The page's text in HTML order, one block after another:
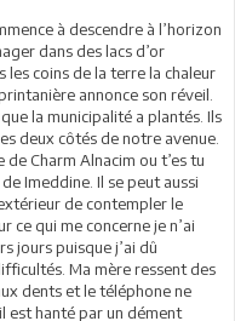
à descendre à l’horizon
dans des lacs d’or
les coins de la terre la chaleur
annonce son réveil.
la municipalité a plantés. Ils
deux côtés de notre avenue.
de Charm Alnacim ou t’es tu
Imeddine. Il se peut aussi
de contempler le
ce qui me concerne je n’ai
jours puisque j’ai dû
Ma mère ressent des
dents et le téléphone ne
est hanté par un dément